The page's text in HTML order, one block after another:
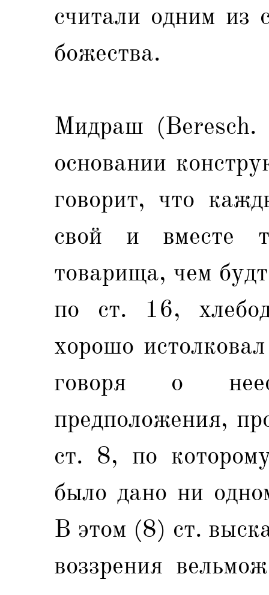
считали одним из
божества.
Мидраш
основании
говорит, что
свой и вместе
товарища, чем
по ст. 16,
хорошо
говоря о
предположения,
ст. 8, по
было дано ни
В этом (8) ст.
воззрения